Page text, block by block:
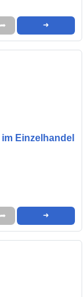
➦ ➜
Einzelhandel
➦ ➜